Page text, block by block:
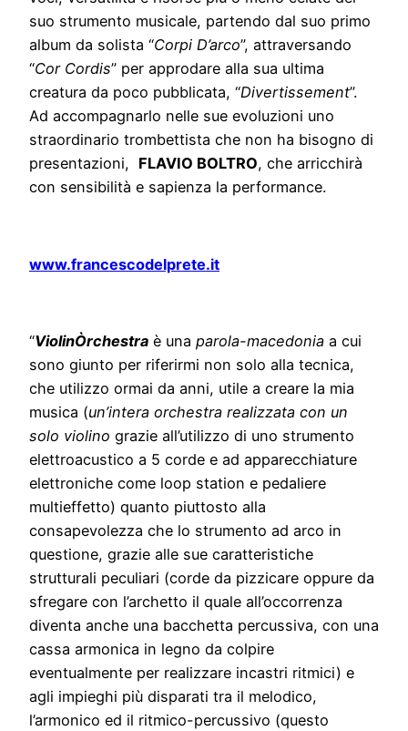
suo strumento musicale, partendo dal suo primo
album da solista “Corpi D’arco”, attraversando
“Cor Cordis” per approdare alla sua ultima
creatura da poco pubblicata, “Divertissement”.
Ad accompagnarlo nelle sue evoluzioni uno
straordinario trombettista che non ha bisogno di
presentazioni, FLAVIO BOLTRO, che arricchirà
con sensibilità e sapienza la performance.
www.francescodelprete.it
“ViolinÒrchestra è una parola-macedonia a cui
sono giunto per riferirmi non solo alla tecnica,
che utilizzo ormai da anni, utile a creare la mia
musica (un’intera orchestra realizzata con un
solo violino grazie all’utilizzo di uno strumento
elettroacustico a 5 corde e ad apparecchiature
elettroniche come loop station e pedaliere
multieffetto) quanto piuttosto alla
consapevolezza che lo strumento ad arco in
questione, grazie alle sue caratteristiche
strutturali peculiari (corde da pizzicare oppure da
sfregare con l’archetto il quale all’occorrenza
diventa anche una bacchetta percussiva, con una
cassa armonica in legno da colpire
eventualmente per realizzare incastri ritmici) e
agli impieghi più disparati tra il melodico,
l’armonico ed il ritmico-percussivo (questo